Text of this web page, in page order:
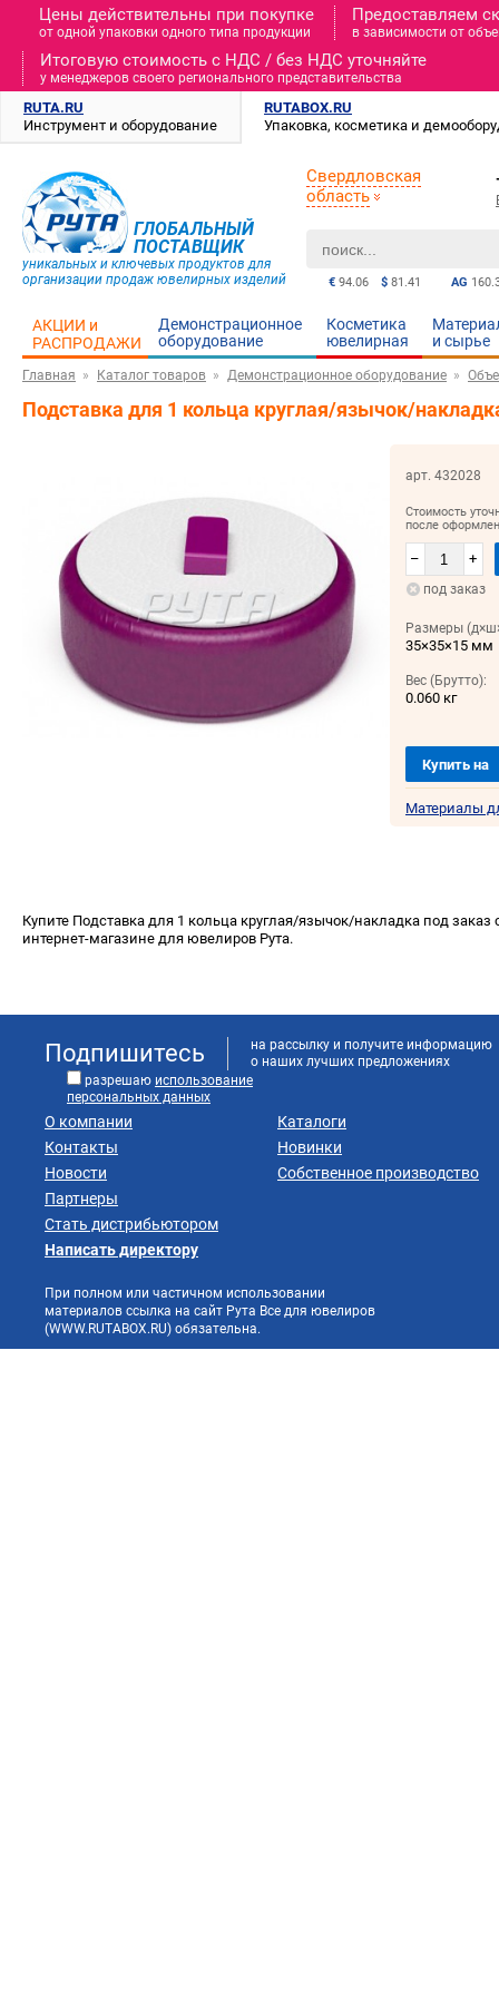
Цены действительны при покупке
от одной упаковки одного типа продукции
Предоставляем
в зависимости от
Итоговую стоимость c НДС / без НДС уточняйте
у менеджеров своего регионального представительства
RUTA.RU
Инструмент и оборудование
RUTABOX.RU
Упаковка, косметика и
ГЛОБАЛЬНЫЙ
ПОСТАВЩИК
уникальных и ключевых продуктов для
организации продаж ювелирных изделий
AG
€ 94.06 $ 81.41
Свердловская
область
АКЦИИ и
РАСПРОДАЖИ
Демонстрационное
оборудование
Косметика
ювелирная
и cырье
Главная Каталог товаров Демонстрационное оборудование
Подставка для 1 кольца круглая/язычок/
арт. 432028
Стоимость
после
– +
под заказ
Размеры
35×35×15 мм
Вес (Брутто):
0.060 кг
Купить на
Материалы
Купите Подставка для 1 кольца круглая/язычок/накладка под заказ
интернет-магазине для ювелиров Рута.
Подпишитесь
на рассылку и получите информацию
о наших лучших предложениях
разрешаю использование
персональных данных
О компании
Контакты
Новости
Партнеры
Стать дистрибьютором
Каталоги
Новинки
Собственное производство
Написать директору
При полном или частичном использовании
материалов ссылка на сайт Рута Все для ювелиров
(WWW.RUTABOX.RU) обязательна.